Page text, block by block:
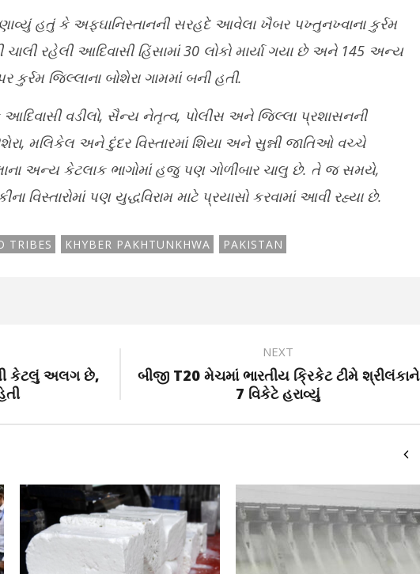
હતું કે અફઘાનિસ્તાનની સરહદે આવેલા ખૈબર પખ્તુનખ્વાના કુર્રમ
ચાલી રહેલી આદિવાસી હિંસામાં 30 લોકો માર્યા ગયા છે અને 145 અન્ય
જિલ્લાના બોશેરા ગામમાં બની હતી.
વડીલો, સૈન્ય નેતૃત્વ, પોલીસ અને જિલ્લા પ્રશાસનની
મલિકેલ અને દુંદર વિસ્તારમાં શિયા અને સુન્ની જાતિઓ વચ્ચે
અન્ય કેટલાક ભાગોમાં હજુ પણ ગોળીબાર ચાલુ છે. તે જ સમયે,
વિસ્તારોમાં પણ યુદ્ધવિરામ માટે પ્રયાસો કરવામાં આવી રહ્યા છે.
TRIBES KHYBER PAKHTUNKHWA PAKISTAN
કેટલું અલગ છે,
NEXT
બીજી T20 મેચમાં ભારતીય ક્રિકેટ ટીમે શ્રીલંકાને
7 વિકેટે હરાવ્યું